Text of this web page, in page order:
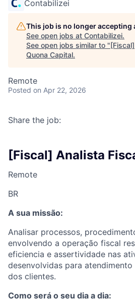
Contabilizei
This job is no longer accepting
See open jobs at Contabilizei.
See open jobs similar to "
Quona Capital.
Remote
Posted on Apr 22, 2026
Share the job:
[Fiscal] Analista
Remote
BR
A sua missão:
Analisar processos,
envolvendo a operação fiscal
eficiencia e assertividade nas
desenvolvidas para atendimento
dos clientes.
Como será o seu dia a dia: